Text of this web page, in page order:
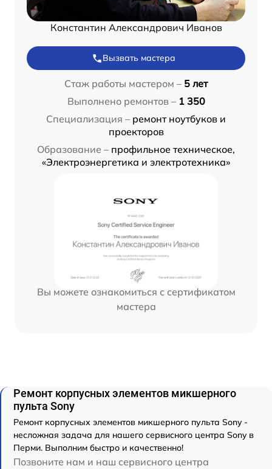
Константин Александрович Иванов
Вызвать мастера
Стаж работы мастером – 5 лет
Выполнено ремонтов – 1 350
Специализация – ремонт ноутбуков и
проекторов
Образование – профильное техническое,
«Электроэнергетика и электротехника»
Вы можете ознакомиться с сертификатом
мастера
Ремонт корпусных элементов микшерного
пульта Sony
Ремонт корпусных элементов микшерного пульта Sony -
несложная задача для нашего сервисного центра Sony в
Перми. Выполним быстро и качественно!
Позвоните нам и наш сервисного центра